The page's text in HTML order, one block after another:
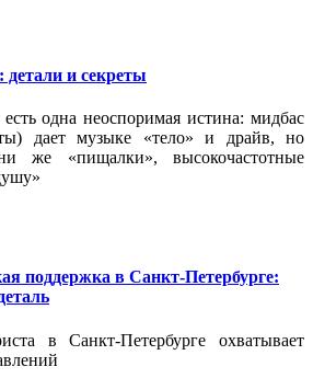
детали и секреты
одна неоспоримая истина: мидбас
дает музыке «тело» и драйв, но
же «пищалки», высокочастотные
поддержка в Санкт-Петербурге:
в Санкт-Петербурге охватывает